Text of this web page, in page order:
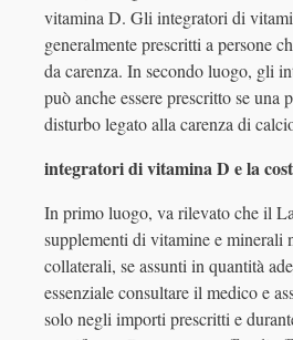
vitamina D. Gli integratori di
generalmente prescritti a persone
da carenza. In secondo luogo, gli
può anche essere prescritto se una
disturbo legato alla carenza di
integratori di vitamina D e la
In primo luogo, va rilevato che il
supplementi di vitamine e minerali
collaterali, se assunti in quantità
essenziale consultare il medico e
solo negli importi prescritti e